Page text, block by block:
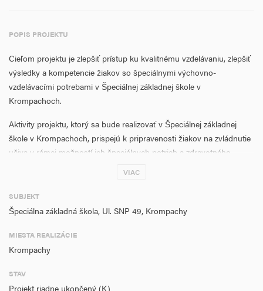
POPIS PROJEKTU
Cieľom projektu je zlepšiť prístup ku kvalitnému vzdelávaniu, zlepšiť
výsledky a kompetencie žiakov so špeciálnymi výchovno-
vzdelávacími potrebami v Špeciálnej základnej škole v
Krompachoch.
Aktivity projektu, ktorý sa bude realizovať v Špeciálnej základnej
škole v Krompachoch, prispejú k pripravenosti žiakov na zvládnutie
učiva v rámci možností ich špeciálnych potrieb a zdravotného
Hlavnou aktivitou projektu je činnosť dvoch asistentov učiteľa v
Špeciálnej základnej škole v Krompachoch. Ich úlohou budú aktivity
zamerané na vyrovnávanie znevýhodnenia žiakov so zdravotným
znevýhodnením, pomoc pri skvalitňovaní vyučovacieho procesu
so špeciálnymi výchovno-vzdelávacími potrebami a so zdravotným
znevýhodnením. V centre špeciálno-pedagogického poradenstva
VIAC
SUBJEKT
Špeciálna základná škola, Ul. SNP 49, Krompachy
MIESTA REALIZÁCIE
Krompachy
STAV
Projekt riadne ukončený (K)